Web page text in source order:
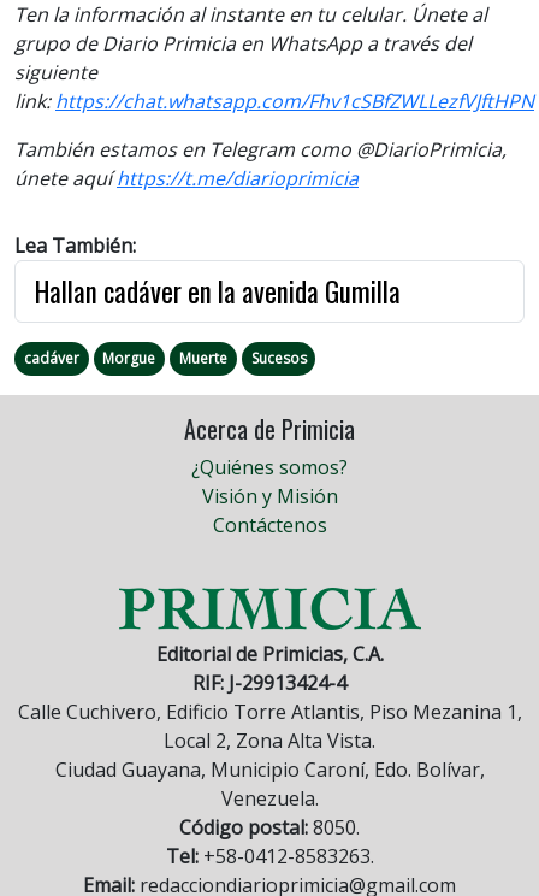
Ten la información al instante en tu celular. Únete al
grupo de Diario Primicia en WhatsApp a través del
siguiente
link:https://chat.whatsapp.com/Fhv1cSBfZWLLezfVJftHPN
También estamos en Telegram como @DiarioPrimicia,
únete aquíhttps://t.me/diarioprimicia
Lea También:
Hallan cadáver en la avenida Gumilla
cadáver Morgue Muerte Sucesos
Acerca de Primicia
¿Quiénes somos?
Visión y Misión
Contáctenos
Editorial de Primicias, C.A.
RIF: J-29913424-4
Calle Cuchivero, Edificio Torre Atlantis, Piso Mezanina 1,
Local 2, Zona Alta Vista.
Ciudad Guayana, Municipio Caroní, Edo. Bolívar,
Venezuela.
Código postal:8050.
Tel:+58-0412-8583263.
Email: redacciondiarioprimicia@gmail.com